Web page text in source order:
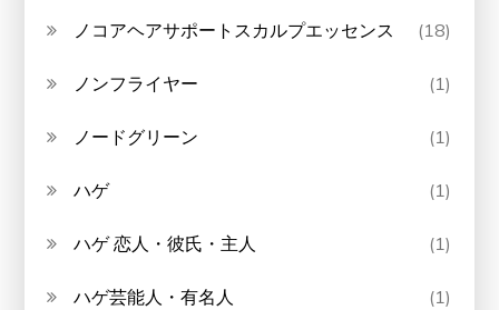
ノコアヘアサポートスカルプエッセンス (18)
ノンフライヤー (1)
ノードグリーン (1)
ハゲ (1)
ハゲ 恋人・彼氏・主人 (1)
ハゲ芸能人・有名人 (1)